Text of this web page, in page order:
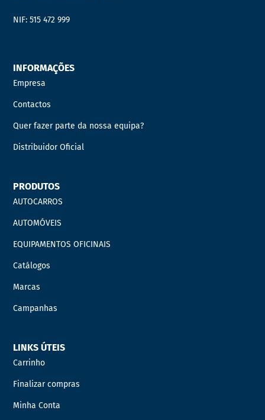
NIF: 515 472 999
INFORMAÇÕES
Empresa
Contactos
Quer fazer parte da nossa equipa?
Distribuidor Oficial
PRODUTOS
AUTOCARROS
AUTOMÓVEIS
EQUIPAMENTOS OFICINAIS
Catálogos
Marcas
Campanhas
LINKS ÚTEIS
Carrinho
Finalizar compras
Minha Conta